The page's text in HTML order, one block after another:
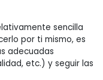
sencilla
por ti mismo, es
adecuadas
etc.) y seguir las